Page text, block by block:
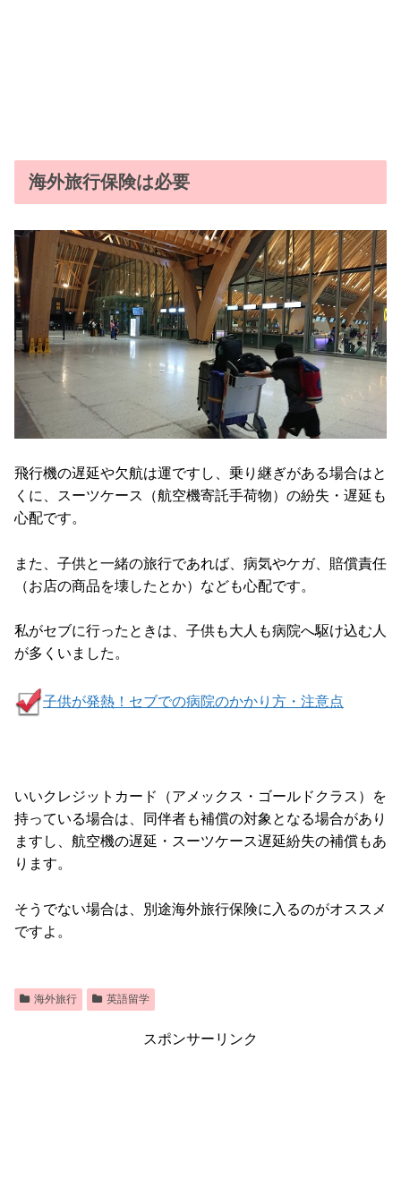
海外旅行保険は必要
飛行機の遅延や欠航は運ですし、乗り継ぎがある場合はと
くに、スーツケース（航空機寄託手荷物）の紛失・遅延も
心配です。
また、子供と一緒の旅行であれば、病気やケガ、賠償責任
（お店の商品を壊したとか）なども心配です。
私がセブに行ったときは、子供も大人も病院へ駆け込む人
が多くいました。
子供が発熱！セブでの病院のかかり方・注意点
いいクレジットカード（アメックス・ゴールドクラス）を
持っている場合は、同伴者も補償の対象となる場合があり
ますし、航空機の遅延・スーツケース遅延紛失の補償もあ
ります。
そうでない場合は、別途海外旅行保険に入るのがオススメ
ですよ。
海外旅行 英語留学
スポンサーリンク